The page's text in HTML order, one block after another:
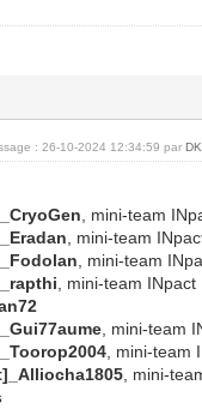
: 26-10-2024 12:34:59 par
, mini-team
, mini-team
, mini-team
, mini-team INpact
, mini-team
, mini-team
, mini-